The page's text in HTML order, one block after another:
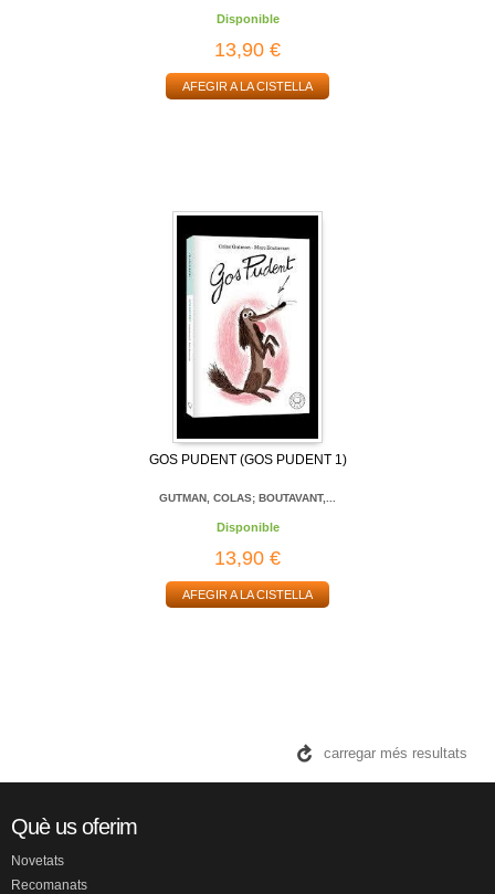
Disponible
13,90 €
AFEGIR A LA CISTELLA
GOS PUDENT (GOS PUDENT 1)
GUTMAN, COLAS; BOUTAVANT,...
Disponible
13,90 €
AFEGIR A LA CISTELLA
carregar més resultats
Què us oferim
Novetats
Recomanats